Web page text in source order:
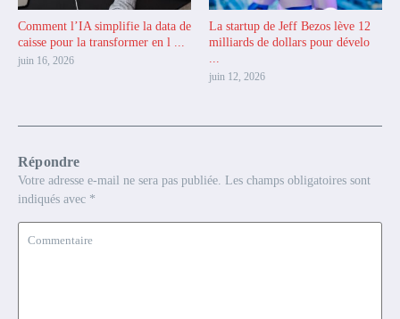
Comment l’IA simplifie la data de
caisse pour la transformer en l ...
juin 16, 2026
La startup de Jeff Bezos lève 12
milliards de dollars pour dévelo
...
juin 12, 2026
Répondre
Votre adresse e-mail ne sera pas publiée. Les champs obligatoires sont
indiqués avec *